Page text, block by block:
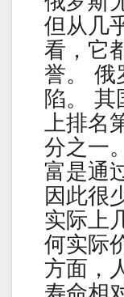
但从几
看，它
誉。 俄
陷。 其
上排名
分之一
富是通
因此很
实际上
何实际
方面，